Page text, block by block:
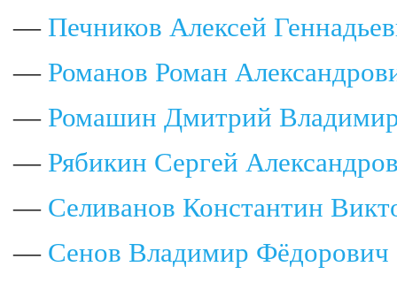
— Печников Алексей
— Романов Роман
— Ромашин Дмитрий
— Рябикин Сергей
— Селиванов Константин
— Сенов Владимир Фёдорович